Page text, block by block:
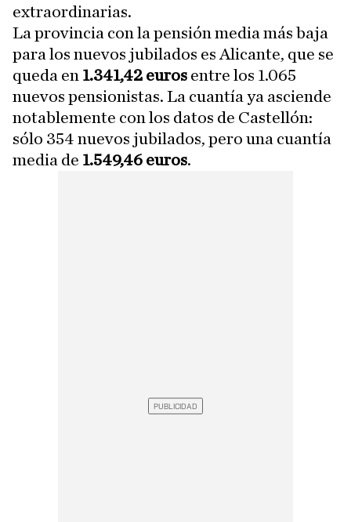
extraordinarias.
La provincia con la pensión media más baja
para los nuevos jubilados es Alicante, que se
queda en 1.341,42 euros entre los 1.065
nuevos pensionistas. La cuantía ya asciende
notablemente con los datos de Castellón:
sólo 354 nuevos jubilados, pero una cuantía
media de 1.549,46 euros.